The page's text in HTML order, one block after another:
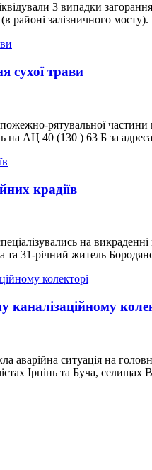
3 випадки
районі залізничного
сухої трави
рятувальної
на АЦ 40 (130 ) 63 Б за
крадіїв
на
31-річний житель
каналізаційному
аварійна ситуація на
Ірпінь та Буча,